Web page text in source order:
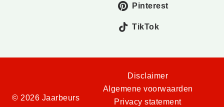
Pinterest
TikTok
© 2026 Jaarbeurs
Disclaimer
Algemene voorwaarden
Privacy statement